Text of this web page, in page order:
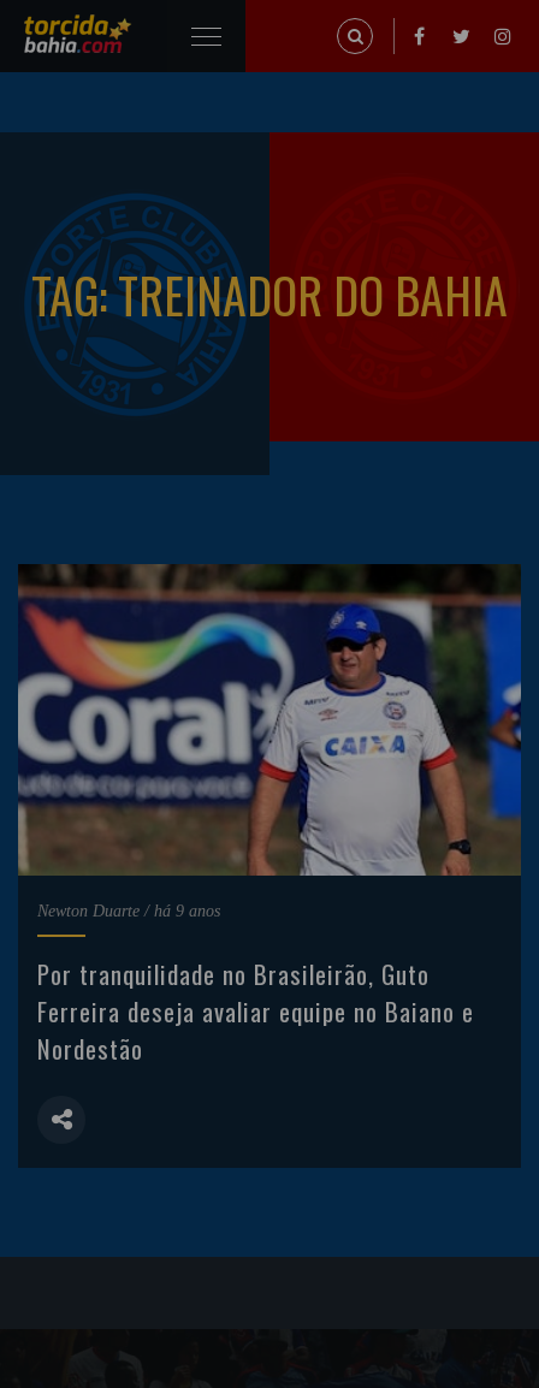
TAG: TREINADOR DO BAHIA
Newton Duarte / há 9 anos
Por tranquilidade no Brasileirão, Guto
Ferreira deseja avaliar equipe no Baiano e
Nordestão